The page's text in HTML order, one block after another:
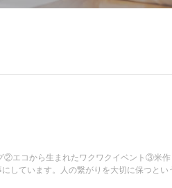
②エコから生まれたワクワクイベント③米
しています。人の繋がりを大切に保つとい